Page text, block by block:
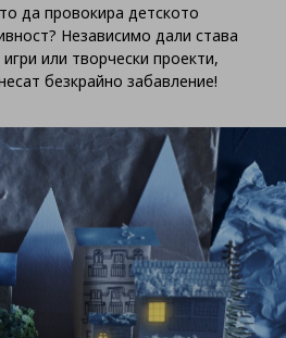
да провокира детското
Независимо дали става
или творчески проекти,
безкрайно забавление!